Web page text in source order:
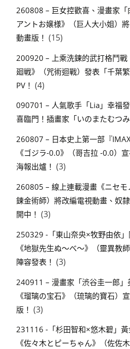
260808 – 巨女控歡喜、漫畫家「
アントお嬢様》（巨人大小姐）
動畫版！ (15)
200920 – 上乘洗鍊的武打格鬥
廻戦》（咒術迴戰）發表「千葉
PV！ (4)
090701 – 人氣歌手「Lia」幸福
喜臨門！插畫家「いのまたむつ
260807 – 日本史上第一部『
《ゴジラ-0.0》（哥吉拉 -0.0）
海報出爐！ (3)
260805 – 線上連載漫畫《ニセ
鍊金術師）將改編電視動畫、奴
開中！ (3)
250329 -「東山奈央×牧野由依
《地獄先生ぬ～べ～》（靈異教
陣容發表！ (3)
240911 – 漫畫家「渋谷圭一郎」
《瑠璃の宝石》（琉璃的寶石）
版！ (3)
231116 -「杉田智和×悠木碧」
《佐々木とピーちゃん》（佐佐